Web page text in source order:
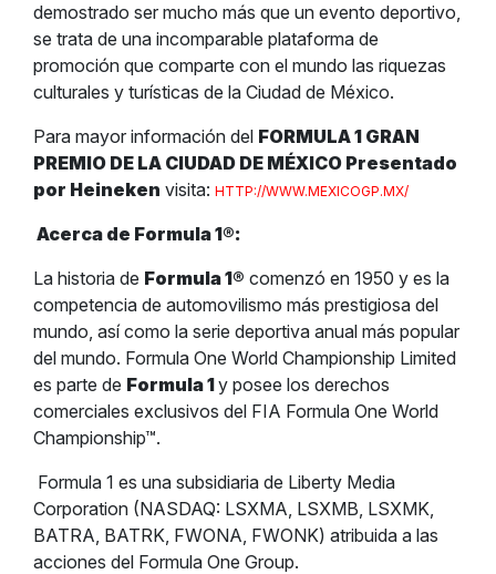
demostrado ser mucho más que un evento deportivo,
se trata de una incomparable plataforma de
promoción que comparte con el mundo las riquezas
culturales y turísticas de la Ciudad de México.
Para mayor información del FORMULA 1 GRAN
PREMIO DE LA CIUDAD DE MÉXICO Presentado
por Heineken visita: HTTP://WWW.MEXICOGP.MX/
Acerca de Formula 1®:
La historia de Formula 1® comenzó en 1950 y es la
competencia de automovilismo más prestigiosa del
mundo, así como la serie deportiva anual más popular
del mundo. Formula One World Championship Limited
es parte de Formula 1y posee los derechos
comerciales exclusivos del FIA Formula One World
Championship™.
Formula 1 es una subsidiaria de Liberty Media
Corporation (NASDAQ: LSXMA, LSXMB, LSXMK,
BATRA, BATRK, FWONA, FWONK) atribuida a las
acciones del Formula One Group.